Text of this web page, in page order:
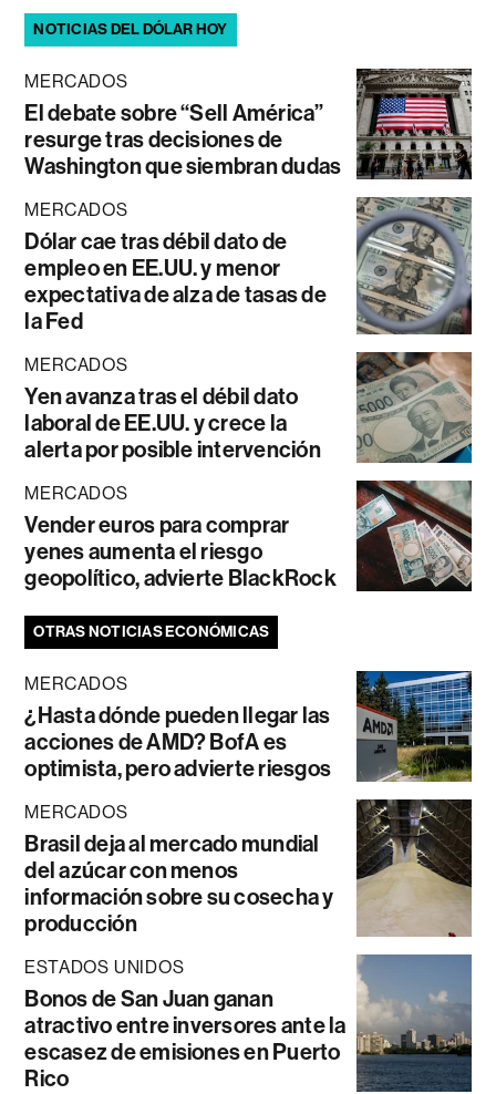
NOTICIAS DEL DÓLAR HOY
MERCADOS
El debate sobre “Sell América”
resurge tras decisiones de
Washington que siembran dudas
MERCADOS
Dólar cae tras débil dato de
empleo en EE.UU. y menor
expectativa de alza de tasas de
la Fed
MERCADOS
Yen avanza tras el débil dato
laboral de EE.UU. y crece la
alerta por posible intervención
MERCADOS
Vender euros para comprar
yenes aumenta el riesgo
geopolítico, advierte BlackRock
OTRAS NOTICIAS ECONÓMICAS
MERCADOS
¿Hasta dónde pueden llegar las
acciones de AMD? BofA es
optimista, pero advierte riesgos
MERCADOS
Brasil deja al mercado mundial
del azúcar con menos
información sobre su cosecha y
producción
ESTADOS UNIDOS
Bonos de San Juan ganan
atractivo entre inversores ante la
escasez de emisiones en Puerto
Rico